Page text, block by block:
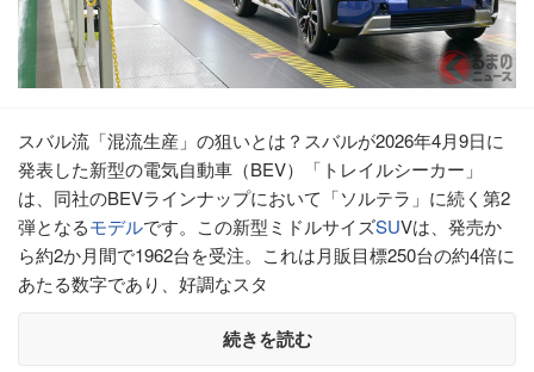
スバル流「混流生産」の狙いとは？スバルが2026年4月9日に
発表した新型の電気自動車（BEV）「トレイルシーカー」
は、同社のBEVラインナップにおいて「ソルテラ」に続く第2
弾となるモデルです。この新型ミドルサイズSUVは、発売か
ら約2か月間で1962台を受注。これは月販目標250台の約4倍に
あたる数字であり、好調なスタ
続きを読む